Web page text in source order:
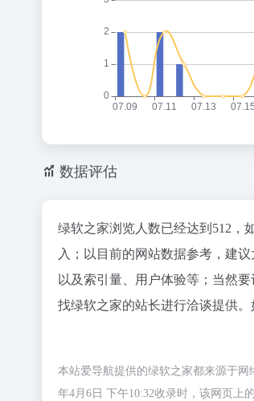
数据评估
绿软之家浏览人数已经达到512，
入；以目前的网站数据参考，建
以及索引量、用户体验等；当然
找绿软之家的站长进行洽谈提供。
本站爱导航提供的绿软之家都来源于
年4月6日 下午10:32收录时，该网页上